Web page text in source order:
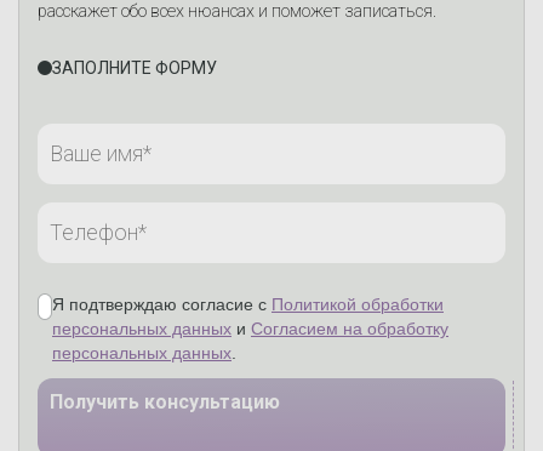
расскажет обо всех нюансах и поможет записаться.
ЗАПОЛНИТЕ ФОРМУ
Я подтверждаю согласие с Политикой обработки
персональных данных и Согласием на обработку
персональных данных.
Получить консультацию